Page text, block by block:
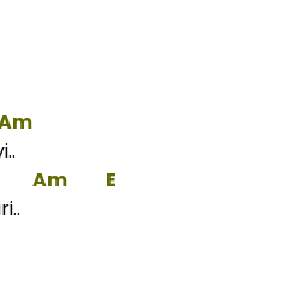
Am
E